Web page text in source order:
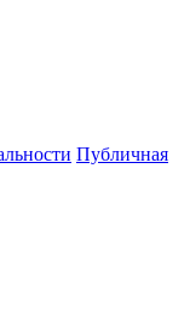
Публичная